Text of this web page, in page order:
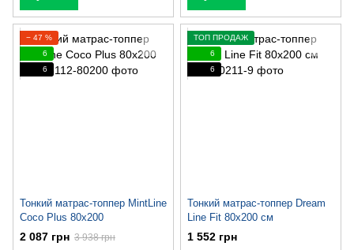
− 47 %
6
6
Тонкий матрас-топпер MintLine
Coco Plus 80x200
2 087 грн 3 938 грн
ТОП ПРОДАЖ
6
6
Тонкий матрас-топпер Dream
Line Fit 80х200 см
1 552 грн